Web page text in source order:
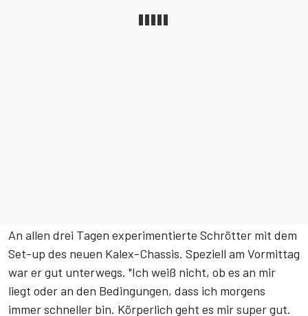
An allen drei Tagen experimentierte Schrötter mit dem
Set-up des neuen Kalex-Chassis. Speziell am Vormittag
war er gut unterwegs. "Ich weiß nicht, ob es an mir
liegt oder an den Bedingungen, dass ich morgens
immer schneller bin. Körperlich geht es mir super gut.